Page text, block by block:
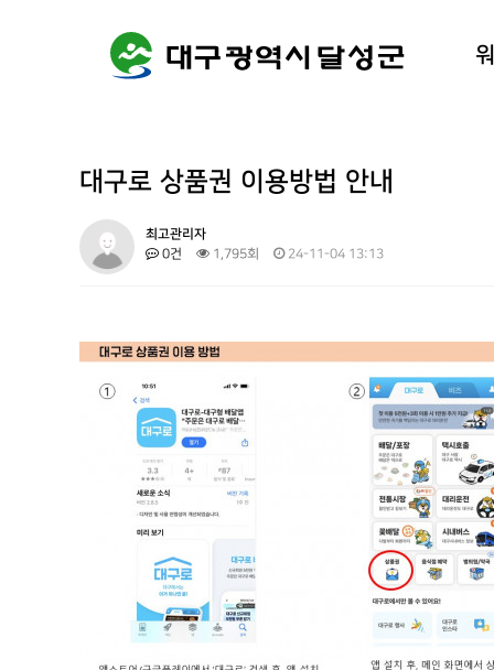
대구로 상품권 이용방법 안내
최고관리자
0건
1,795회 24-11-04 13:13